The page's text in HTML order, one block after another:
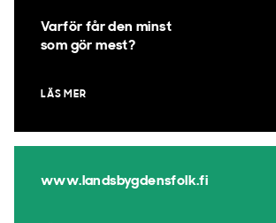
Varför får den minst
som gör mest?
LÄS MER
www.landsbygdensfolk.fi